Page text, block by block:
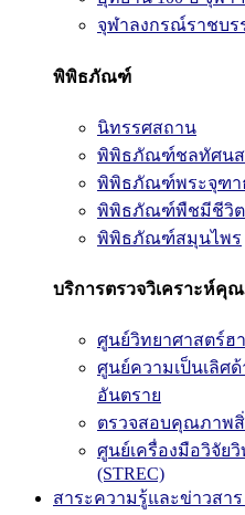
จุฬาลงกรณ์ราชบร
พิพิธภัณฑ์
นิทรรศสถาน
พิพิธภัณฑ์ชลทัศน
พิพิธภัณฑ์พระจุฑา
พิพิธภัณฑ์พืชมีชีวิต
พิพิธภัณฑ์สมุนไพร
บริการตรวจวิเคราะห์คุ
ศูนย์วิทยาศาสตร์ฮ
ศูนย์ความเป็นเลิศ
อันตราย
ตรวจสอบคุณภาพ
ศูนย์เครื่องมือวิจัย
(STREC)
สาระความรู้และข่าวสาร